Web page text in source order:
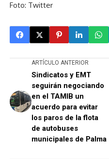
Foto: Twitter
ARTÍCULO ANTERIOR
Sindicatos y EMT
seguirán negociando
en el TAMIB un
acuerdo para evitar
los paros de la flota
de autobuses
municipales de Palma